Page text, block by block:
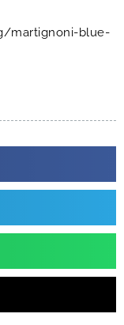
martignoni-blue-